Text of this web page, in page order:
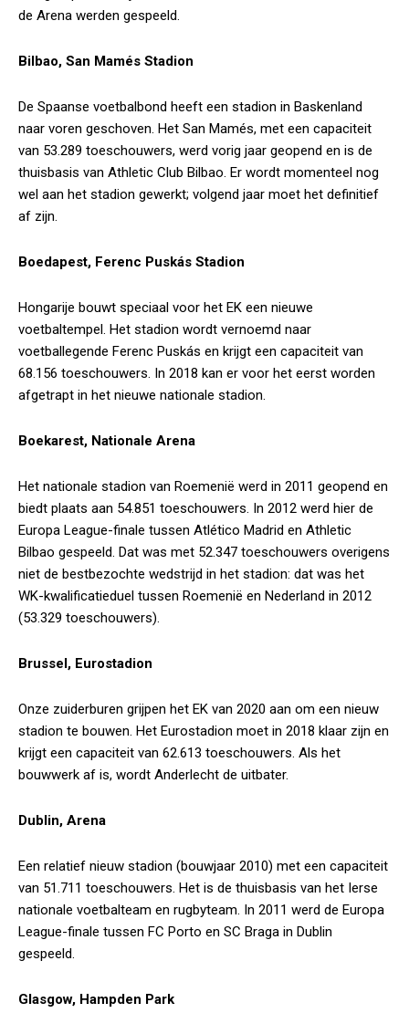
de Arena werden gespeeld.
Bilbao, San Mamés Stadion
De Spaanse voetbalbond heeft een stadion in Baskenland
naar voren geschoven. Het San Mamés, met een capaciteit
van 53.289 toeschouwers, werd vorig jaar geopend en is de
thuisbasis van Athletic Club Bilbao. Er wordt momenteel nog
wel aan het stadion gewerkt; volgend jaar moet het definitief
af zijn.
Boedapest, Ferenc Puskás Stadion
Hongarije bouwt speciaal voor het EK een nieuwe
voetbaltempel. Het stadion wordt vernoemd naar
voetballegende Ferenc Puskás en krijgt een capaciteit van
68.156 toeschouwers. In 2018 kan er voor het eerst worden
afgetrapt in het nieuwe nationale stadion.
Boekarest, Nationale Arena
Het nationale stadion van Roemenië werd in 2011 geopend en
biedt plaats aan 54.851 toeschouwers. In 2012 werd hier de
Europa League-finale tussen Atlético Madrid en Athletic
Bilbao gespeeld. Dat was met 52.347 toeschouwers overigens
niet de bestbezochte wedstrijd in het stadion: dat was het
WK-kwalificatieduel tussen Roemenië en Nederland in 2012
(53.329 toeschouwers).
Brussel, Eurostadion
Onze zuiderburen grijpen het EK van 2020 aan om een nieuw
stadion te bouwen. Het Eurostadion moet in 2018 klaar zijn en
krijgt een capaciteit van 62.613 toeschouwers. Als het
bouwwerk af is, wordt Anderlecht de uitbater.
Dublin, Arena
Een relatief nieuw stadion (bouwjaar 2010) met een capaciteit
van 51.711 toeschouwers. Het is de thuisbasis van het Ierse
nationale voetbalteam en rugbyteam. In 2011 werd de Europa
League-finale tussen FC Porto en SC Braga in Dublin
gespeeld.
Glasgow, Hampden Park